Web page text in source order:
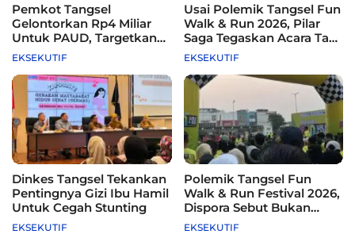
Pemkot Tangsel
Gelontorkan Rp4 Miliar
Untuk PAUD, Targetkan
115 Sekolah
EKSEKUTIF
Usai Polemik Tangsel Fun
Walk & Run 2026, Pilar
Saga Tegaskan Acara Tak
Difasilitasi Pemkot
EKSEKUTIF
Dinkes Tangsel Tekankan
Pentingnya Gizi Ibu Hamil
Untuk Cegah Stunting
EKSEKUTIF
Polemik Tangsel Fun
Walk & Run Festival 2026,
Dispora Sebut Bukan
Agenda Pemkot
EKSEKUTIF